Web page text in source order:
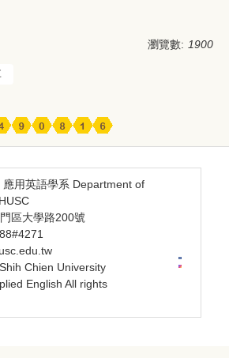
瀏覽數: 1900
用英語學系 Department of
區大學路200號
Chien University
English All rights